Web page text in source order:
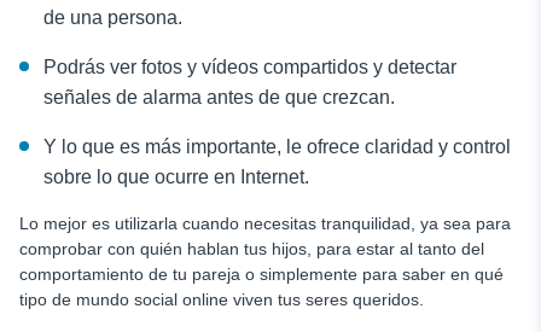
de una persona.
Podrás ver fotos y vídeos compartidos y detectar
señales de alarma antes de que crezcan.
Y lo que es más importante, le ofrece claridad y control
sobre lo que ocurre en Internet.
Lo mejor es utilizarla cuando necesitas tranquilidad, ya sea para
comprobar con quién hablan tus hijos, para estar al tanto del
comportamiento de tu pareja o simplemente para saber en qué
tipo de mundo social online viven tus seres queridos.